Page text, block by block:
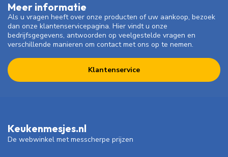
Meer informatie
Als u vragen heeft over onze producten of uw aankoop, bezoek
dan onze klantenservicepagina. Hier vindt u onze
bedrijfsgegevens, antwoorden op veelgestelde vragen en
verschillende manieren om contact met ons op te nemen.
Klantenservice
Keukenmesjes.nl
De webwinkel met messcherpe prijzen